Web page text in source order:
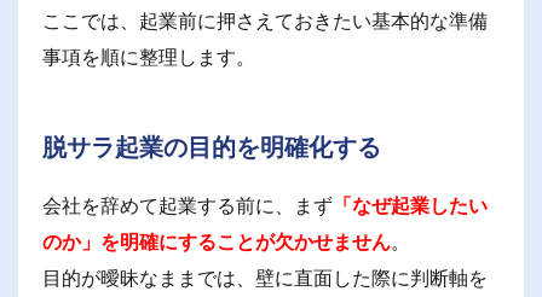
ここでは、起業前に押さえておきたい基本的な準備
事項を順に整理します。
脱サラ起業の目的を明確化する
会社を辞めて起業する前に、まず 「なぜ起業したい
のか」を明確にすることが欠かせません。
目的が曖昧なままでは、壁に直面した際に判断軸を